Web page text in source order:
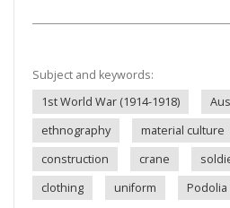
Subject and keywords:
1st World War (1914-1918)
ethnography
material culture
construction
crane
clothing
uniform Podolia